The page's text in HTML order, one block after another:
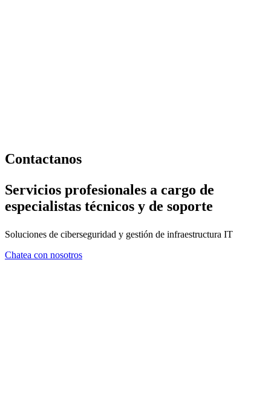
Contactanos
Servicios profesionales a cargo de
especialistas técnicos y de soporte
Soluciones de ciberseguridad y gestión de infraestructura IT
Chatea con nosotros